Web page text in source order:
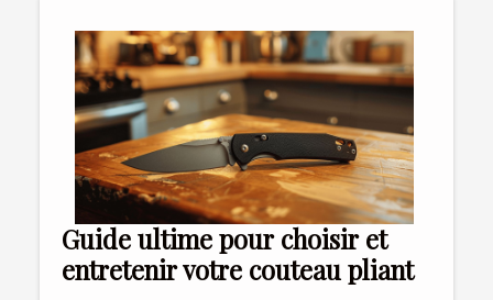
Guide ultime pour choisir et
entretenir votre couteau pliant